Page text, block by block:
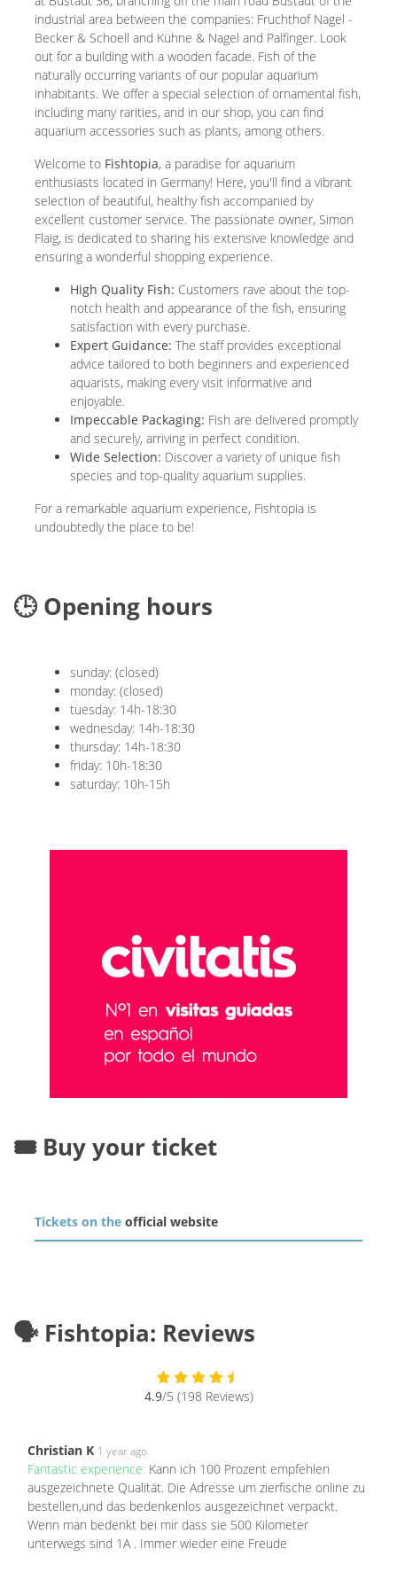
industrial area between the companies: Fruchthof Nagel -
Becker & Schoell and Kühne & Nagel and Palfinger. Look
out for a building with a wooden facade. Fish of the
naturally occurring variants of our popular aquarium
inhabitants. We offer a special selection of ornamental fish,
including many rarities, and in our shop, you can find
aquarium accessories such as plants, among others.
Welcome to Fishtopia, a paradise for aquarium
enthusiasts located in Germany! Here, you'll find a vibrant
selection of beautiful, healthy fish accompanied by
excellent customer service. The passionate owner, Simon
Flaig, is dedicated to sharing his extensive knowledge and
ensuring a wonderful shopping experience.
High Quality Fish: Customers rave about the top-
notch health and appearance of the fish, ensuring
satisfaction with every purchase.
Expert Guidance: The staff provides exceptional
advice tailored to both beginners and experienced
aquarists, making every visit informative and
enjoyable.
Impeccable Packaging: Fish are delivered promptly
and securely, arriving in perfect condition.
Wide Selection: Discover a variety of unique fish
species and top-quality aquarium supplies.
For a remarkable aquarium experience, Fishtopia is
undoubtedly the place to be!
🕒 Opening hours
sunday: (closed)
monday: (closed)
tuesday: 14h-18:30
wednesday: 14h-18:30
thursday: 14h-18:30
friday: 10h-18:30
saturday: 10h-15h
🎟️ Buy your ticket
Tickets on the official website
🗣️ Fishtopia: Reviews
4.9/5 (198 Reviews)
Christian K 1 year ago
Fantastic experience: Kann ich 100 Prozent empfehlen
ausgezeichnete Qualität. Die Adresse um zierfische online zu
bestellen,und das bedenkenlos ausgezeichnet verpackt.
Wenn man bedenkt bei mir dass sie 500 Kilometer
unterwegs sind 1A . Immer wieder eine Freude